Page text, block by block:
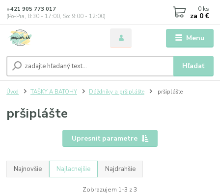
Menu
Hľadať
+421 905 773 017
(Po-Pia, 8:30 - 17:00, So: 9:00 - 12:00)
0 ks
za 0 €
Úvod TAŠKY A BATOHY Dáždniky a pršiplášte pršiplášte
pršiplášte
Upresniť parametre
Najnovšie Najlacnejšie Najdrahšie
Zobrazujem 1-3 z 3